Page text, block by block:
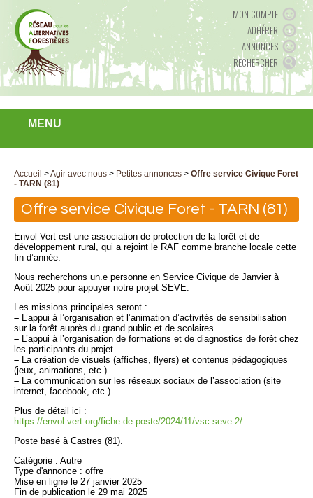
MON COMPTE
ADHÉRER
ANNONCES
RECHERCHER
MENU
Accueil >Agir avec nous > Petites annonces > Offre service Civique Foret
- TARN (81)
Offre service Civique Foret - TARN (81)
Envol Vert est une association de protection de la forêt et de
développement rural, qui a rejoint le RAF comme branche locale cette
fin d’année.
Nous recherchons un.e personne en Service Civique de Janvier à
Août 2025 pour appuyer notre projet SEVE.
Les missions principales seront :
– L’appui à l’organisation et l’animation d’activités de sensibilisation
sur la forêt auprès du grand public et de scolaires
– L’appui à l’organisation de formations et de diagnostics de forêt chez
les participants du projet
– La création de visuels (affiches, flyers) et contenus pédagogiques
(jeux, animations, etc.)
– La communication sur les réseaux sociaux de l’association (site
internet, facebook, etc.)
Plus de détail ici :
https://envol-vert.org/fiche-de-poste/2024/11/vsc-seve-2/
Poste basé à Castres (81).
Catégorie : Autre
Type d'annonce : offre
Mise en ligne le 27 janvier 2025
Fin de publication le 29 mai 2025